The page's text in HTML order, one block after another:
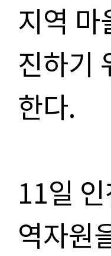
지역
진하기
한다.
11일
역자원